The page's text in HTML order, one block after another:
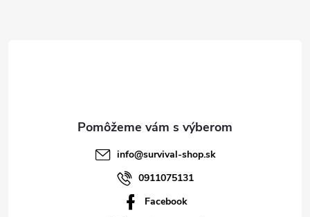
info@survival-shop.sk
0911075131
Facebook